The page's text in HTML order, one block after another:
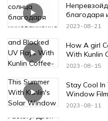
благодаря
Vinyl
2023 08 21
How A girl
With Kunlin
2023 08 15
Stay Cool In
Window Film
2023 08 11